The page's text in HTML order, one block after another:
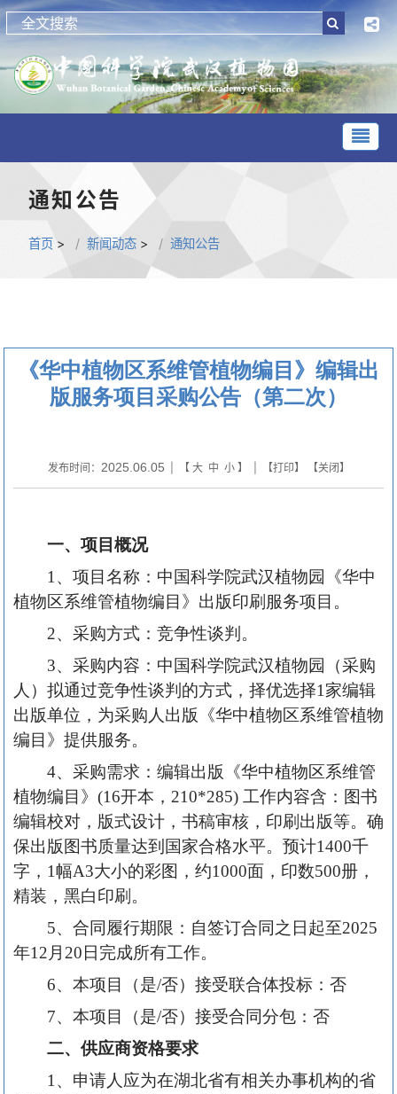
通知公告
首页 > 新闻动态 > 通知公告
《华中植物区系维管植物编目》编辑出
版服务项目采购公告（第二次）
发布时间： 2025.06.05 | 【 大 中 小】 | 【打印】 【关闭】
一、项目概况
1、项目名称：中国科学院武汉植物园《华中
植物区系维管植物编目》出版印刷服务项目。
2、采购方式：竞争性谈判。
3、采购内容：中国科学院武汉植物园（采购
人）拟通过竞争性谈判的方式，择优选择1家编辑
出版单位，为采购人出版《华中植物区系维管植物
编目》提供服务。
4、采购需求：编辑出版《华中植物区系维管
植物编目》(16开本，210*285) 工作内容含：图书
编辑校对，版式设计，书稿审核，印刷出版等。确
保出版图书质量达到国家合格水平。预计1400千
字，1幅A3大小的彩图，约1000面，印数500册，
精装，黑白印刷。
5、合同履行期限：自签订合同之日起至2025
年12月20日完成所有工作。
6、本项目（是/否）接受联合体投标：否
7、本项目（是/否）接受合同分包：否
二、供应商资格要求
1、申请人应为在湖北省有相关办事机构的省